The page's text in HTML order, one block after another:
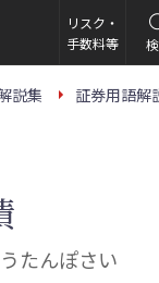
リスク・
手数料等
説集
証券用語解
たんぽさい